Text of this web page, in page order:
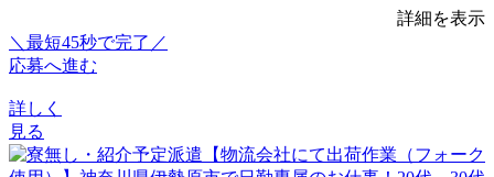
詳細を表示
＼最短45秒で完了／
応募へ進む
詳しく
見る